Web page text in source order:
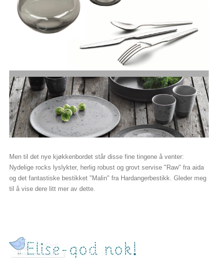
Men til det nye kjøkkenbordet står disse fine tingene å venter:
Nydelige rocks lyslykter, herlig robust og grovt servise "Raw" fra aida
og det fantastiske bestikket "Malin" fra Hardangerbestikk. Gleder meg
til å vise dere litt mer av dette.